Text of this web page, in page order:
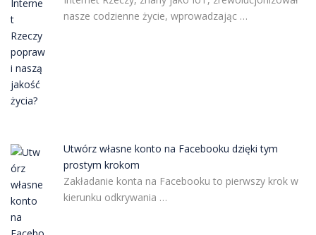
nasze codzienne życie, wprowadzając …
Utwórz własne konto na Facebooku dzięki tym
prostym krokom
Zakładanie konta na Facebooku to pierwszy krok w
kierunku odkrywania …